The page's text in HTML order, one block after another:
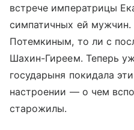
встрече императрицы
симпатичных ей мужчин.
Потемкиным, то ли с
Шахин-Гиреем. Теперь
государыня покидала
настроении — о чем
старожилы.